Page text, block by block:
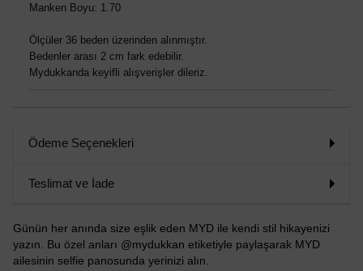
Manken Boyu: 1.70
Ölçüler 36 beden üzerinden alınmıştır.
Bedenler arası 2 cm fark edebilir.
Mydukkanda keyifli alışverişler dileriz.
Ödeme Seçenekleri
Teslimat ve İade
Günün her anında size eşlik eden MYD ile kendi stil hikayenizi
yazın. Bu özel anları @mydukkan etiketiyle paylaşarak MYD
ailesinin selfie panosunda yerinizi alın.